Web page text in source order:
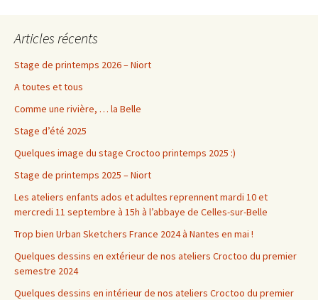
Articles récents
Stage de printemps 2026 – Niort
A toutes et tous
Comme une rivière, … la Belle
Stage d’été 2025
Quelques image du stage Croctoo printemps 2025 :)
Stage de printemps 2025 – Niort
Les ateliers enfants ados et adultes reprennent mardi 10 et
mercredi 11 septembre à 15h à l’abbaye de Celles-sur-Belle
Trop bien Urban Sketchers France 2024 à Nantes en mai !
Quelques dessins en extérieur de nos ateliers Croctoo du premier
semestre 2024
Quelques dessins en intérieur de nos ateliers Croctoo du premier